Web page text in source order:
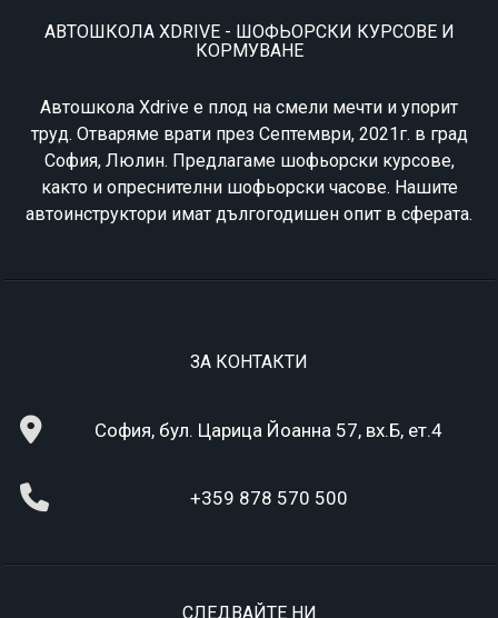
АВТОШКОЛА XDRIVE - ШОФЬОРСКИ КУРСОВЕ И
КОРМУВАНЕ
Автошкола Xdrive е плод на смели мечти и упорит
труд. Отваряме врати през Септември, 2021г. в град
София, Люлин. Предлагаме шофьорски курсове,
както и опреснителни шофьорски часове. Нашите
автоинструктори имат дългогодишен опит в сферата.
ЗА КОНТАКТИ
София, бул. Царица Йоанна 57, вх.Б, ет.4
+359 878 570 500
СЛЕДВАЙТЕ НИ